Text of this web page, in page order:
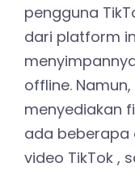
pengguna
dari platform
offline.
menyediakan
ada beberapa
video TikTok ,